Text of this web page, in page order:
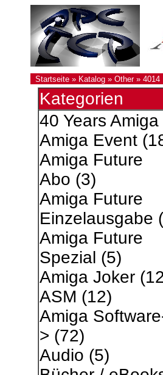
Startseite » Katalog » Other» 4014
Kategorien
40 Years Amiga
Amiga Event
Amiga Future
Abo (3)
Amiga Future
Einzelausgabe
Amiga Future
Spezial (5)
Amiga Joker
ASM (12)
Amiga
> (72)
Audio (5)